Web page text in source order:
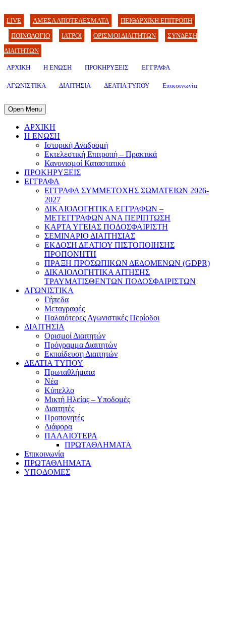
LIVE ΑΜΕΣΑ ΑΠΟΤΕΛΕΣΜΑΤΑ
ΠΕΙΘΑΡΧΙΚΗ ΕΠΙΤΡΟΠΗ
ΠΟΙΝΟΛΟΓΙΟ
ΙΑΤΡΟΙ ΟΡΙΣΜΟΙ ΔΙΑΙΤΗΤΩΝ
ΣΥΝΔΕΣΗ
ΔΙΑΙΤΗΤΩΝ
ΑΡΧΙΚΗ Η ΕΝΩΣΗ ΠΡΟΚΗΡΥΞΕΙΣ ΕΓΓΡΑΦΑ
ΑΓΩΝΙΣΤΙΚΑ ΔΙΑΙΤΗΣΙΑ ΔΕΛΤΙΑ ΤΥΠΟΥ Επικοινωνία
Open Menu
ΑΡΧΙΚΗ
Η ΕΝΩΣΗ
Ιστορική Αναδρομή
Εκτελεστική Επιτροπή – Πρακτικά
Κανονισμοί Καταστατικό
ΠΡΟΚΗΡΥΞΕΙΣ
ΕΓΓΡΑΦΑ
ΕΓΓΡΑΦΑ ΣΥΜΜΕΤΟΧΗΣ ΣΩΜΑΤΕΙΩΝ 2026-
2027
ΔΙΚΑΙΟΛΟΓΗΤΙΚΑ ΕΓΓΡΑΦΩΝ –
ΜΕΤΕΓΓΡΑΦΩΝ ΑΝΑ ΠΕΡΙΠΤΩΣΗ
ΚΑΡΤΑ ΥΓΕΙΑΣ ΠΟΔΟΣΦΑΙΡΙΣΤΗ
ΣΕΜΙΝΑΡΙΟ ΔΙΑΙΤΗΣΙΑΣ
ΕΚΔΟΣΗ ΔΕΛΤΙΟΥ ΠΙΣΤΟΠΟΙΗΣΗΣ
ΠΡΟΠΟΝΗΤΗ
ΠΡΑΞΗ ΠΡΟΣΩΠΙΚΩΝ ΔΕΔΟΜΕΝΩΝ (GDPR)
ΔΙΚΑΙΟΛΟΓΗΤΙΚΑ ΑΙΤΗΣΗΣ
ΤΡΑΥΜΑΤΙΣΘΕΝΤΩΝ ΠΟΔΟΣΦΑΙΡΙΣΤΩΝ
ΑΓΩΝΙΣΤΙΚΑ
Γήπεδα
Μεταγραφές
Παλαιότερες Αγωνιστικές Περίοδοι
ΔΙΑΙΤΗΣΙΑ
Ορισμοί Διαιτητών
Πρόγραμμα Διαιτητών
Εκπαίδευση Διαιτητών
ΔΕΛΤΙΑ ΤΥΠΟΥ
Πρωταθλήματα
Νέα
Κύπελλο
Μικτή Ηλείας – Υποδομές
Διαιτητές
Προπονητές
Διάφορα
ΠΑΛΑΙΟΤΕΡΑ
ΠΡΩΤΑΘΛΗΜΑΤΑ
Επικοινωνία
ΠΡΩΤΑΘΛΗΜΑΤΑ
ΥΠΟΔΟΜΕΣ